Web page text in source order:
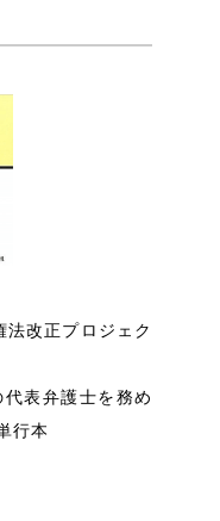
改正プロジェク
表弁護士を務め
行本